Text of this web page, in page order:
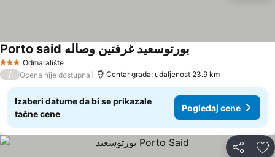
3 ZvezdiceOdmaralište
Porto said بورتوسعيد غرفتين وصاله
/ Ocena nije dostupna Centar grada: udaljenost 23.9 km
Izaberi datume da bi se prikazale
tačne cene
Pogledaj cene
Deli